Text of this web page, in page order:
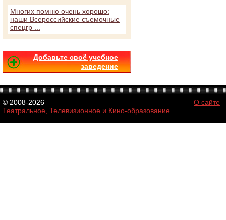
Многих помню очень хорошо:
наши Всероссийские съемочные
спецгр ...
Добавьте своё учебное
заведение
© 2008-2026
Театральное, Телевизионное и Кино-образование
О сайте